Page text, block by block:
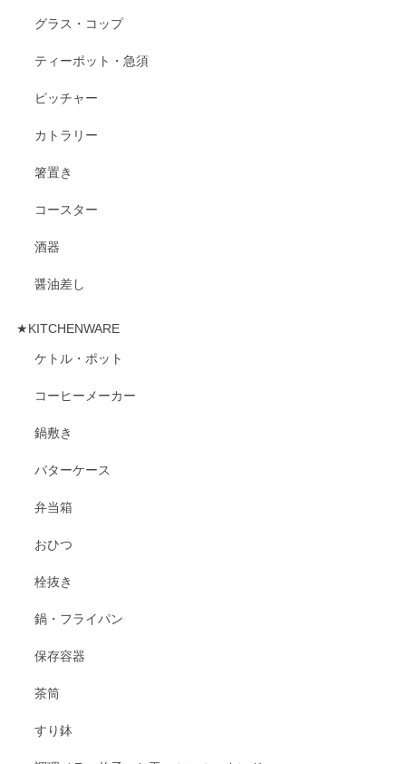
グラス・コップ
ティーポット・急須
ピッチャー
カトラリー
箸置き
コースター
酒器
醤油差し
★KITCHENWARE
ケトル・ポット
コーヒーメーカー
鍋敷き
バターケース
弁当箱
おひつ
栓抜き
鍋・フライパン
保存容器
茶筒
すり鉢